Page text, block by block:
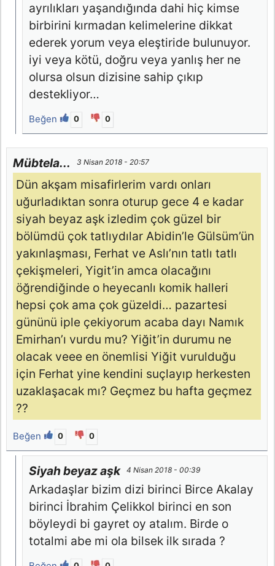
ayrılıkları yaşandığında dahi hiç kimse
birbirini kırmadan kelimelerine dikkat
ederek yorum veya eleştiride bulunuyor.
iyi veya kötü, doğru veya yanlış her ne
olursa olsun dizisine sahip çıkıp
destekliyor…
Beğen 0 0
Mübtela... 3 Nisan 2018 - 20:57
Dün akşam misafirlerim vardı onları
uğurladıktan sonra oturup gece 4 e kadar
siyah beyaz aşk izledim çok güzel bir
bölümdü çok tatlıydılar Abidin’le Gülsüm’ün
yakınlaşması, Ferhat ve Aslı’nın tatlı tatlı
çekişmeleri, Yigit’in amca olacağını
öğrendiğinde o heyecanlı komik halleri
hepsi çok ama çok güzeldi… pazartesi
gününü iple çekiyorum acaba dayı Namık
Emirhan’ı vurdu mu? Yiğit’in durumu ne
olacak veee en önemlisi Yiğit vurulduğu
için Ferhat yine kendini suçlayıp herkesten
uzaklaşacak mı? Geçmez bu hafta geçmez
??
Beğen 0 0
Siyah beyaz aşk 4 Nisan 2018 - 00:39
Arkadaşlar bizim dizi birinci Birce Akalay
birinci İbrahim Çelikkol birinci en son
böyleydi bi gayret oy atalım. Birde o
totalmi abe mi ola bilsek ilk sırada ?